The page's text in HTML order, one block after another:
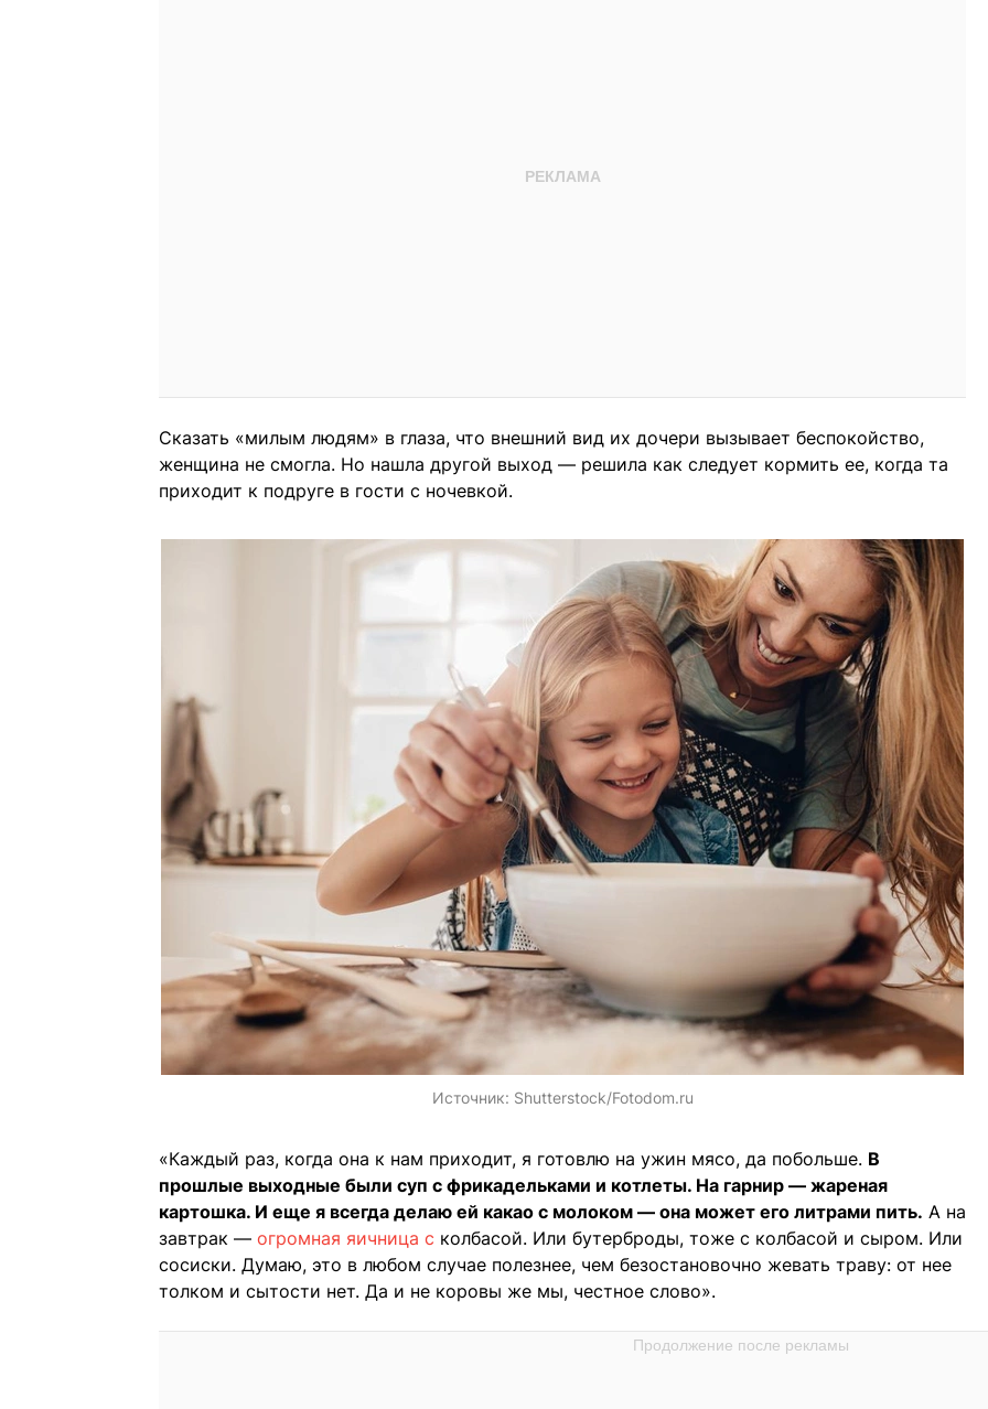
Сказать «милым людям» в глаза, что внешний вид их дочери вызывает беспокойство,
женщина не смогла. Но нашла другой выход — решила как следует кормить ее, когда та
приходит к подруге в гости с ночевкой.
Источник: Shutterstock/Fotodom.ru
«Каждый раз, когда она к нам приходит, я готовлю на ужин мясо, да побольше. В
прошлые выходные были суп с фрикадельками и котлеты. На гарнир — жареная
картошка. И еще я всегда делаю ей какао с молоком — она может его литрами пить. А на
завтрак — огромная яичница с колбасой. Или бутерброды, тоже с колбасой и сыром. Или
сосиски. Думаю, это в любом случае полезнее, чем безостановочно жевать траву: от нее
толком и сытости нет. Да и не коровы же мы, честное слово».